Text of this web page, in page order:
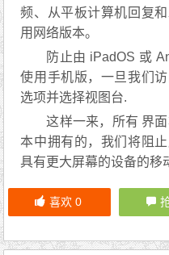
频、从平板计算机回复
用网络版本。
防止由 iPadOS 或
使用手机版，一旦我们
选项并选择视图台.
这样一来，所有 界
本中拥有的，我们将阻
具有更大屏幕的设备的移
喜欢 0